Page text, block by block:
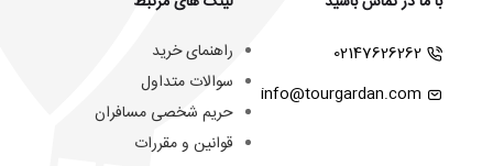
02147626262
info@tourgardan.com
راهنمای خرید
سوالات متداول
حریم شخصی مسافران
قوانین و مقررات